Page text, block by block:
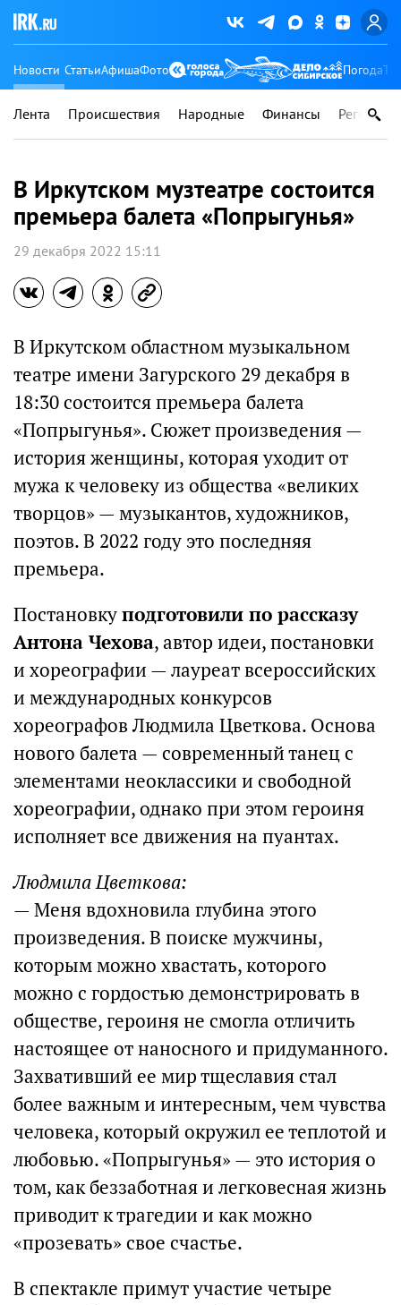
Новости СтатьиАфишаФото Погода
Лента Происшествия Народные Финансы Регионы
В Иркутском музтеатре состоится
премьера балета «Попрыгунья»
29 декабря 2022 15:11
В Иркутском областном музыкальном
театре имени Загурского 29 декабря в
18:30 состоится премьера балета
«Попрыгунья». Сюжет произведения —
история женщины, которая уходит от
мужа к человеку из общества «великих
творцов» — музыкантов, художников,
поэтов. В 2022 году это последняя
премьера.
Постановкуподготовили по рассказу
Антона Чехова, автор идеи, постановки
и хореографии — лауреат всероссийских
и международных конкурсов
хореографов Людмила Цветкова. Основа
нового балета — современный танец с
элементами неоклассики и свободной
хореографии, однако при этом героиня
исполняет все движения на пуантах.
Людмила Цветкова:
— Меня вдохновила глубина этого
произведения. В поиске мужчины,
которым можно хвастать, которого
можно с гордостью демонстрировать в
обществе, героиня не смогла отличить
настоящее от наносного и придуманного.
Захвативший ее мир тщеславия стал
более важным и интересным, чем чувства
человека, который окружил ее теплотой и
любовью. «Попрыгунья» — это история о
том, как беззаботная и легковесная жизнь
приводит к трагедии и как можно
«прозевать» свое счастье.
В спектакле примут участие четыре